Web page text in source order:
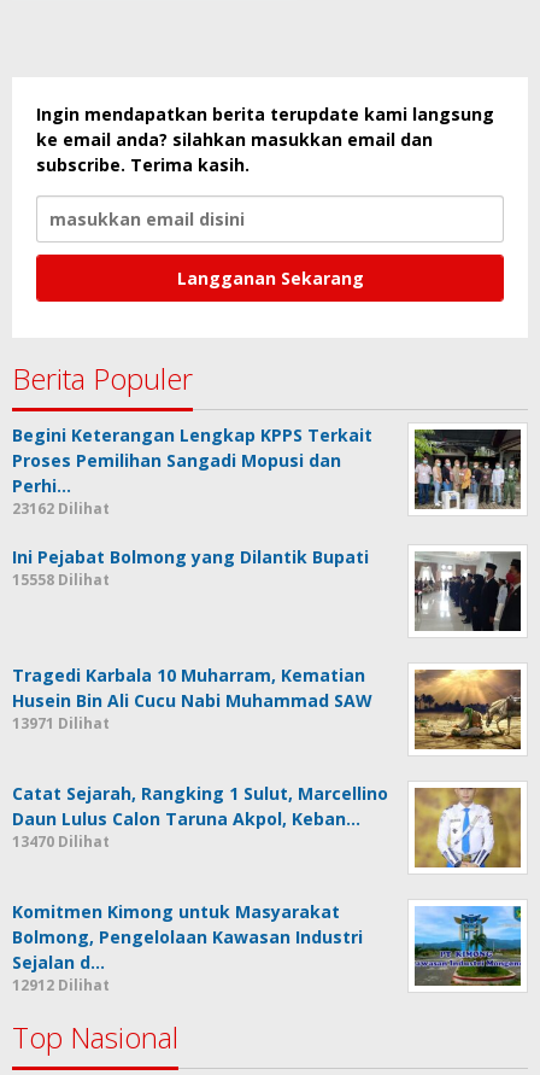
Ingin mendapatkan berita terupdate kami langsung
ke email anda? silahkan masukkan email dan
subscribe. Terima kasih.
Berita Populer
Begini Keterangan Lengkap KPPS Terkait
Proses Pemilihan Sangadi Mopusi dan
Perhi…
23162 Dilihat
Ini Pejabat Bolmong yang Dilantik Bupati
15558 Dilihat
Tragedi Karbala 10 Muharram, Kematian
Husein Bin Ali Cucu Nabi Muhammad SAW
13971 Dilihat
Catat Sejarah, Rangking 1 Sulut, Marcellino
Daun Lulus Calon Taruna Akpol, Keban…
13470 Dilihat
Komitmen Kimong untuk Masyarakat
Bolmong, Pengelolaan Kawasan Industri
Sejalan d…
12912 Dilihat
Top Nasional